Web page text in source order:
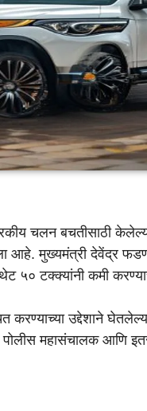
चलन बचतीसाठी
आहे. मुख्यमंत्री देवेंद्र
थेट ५० टक्क्यांनी कमी
उद्देशाने
महासंचालक आणि